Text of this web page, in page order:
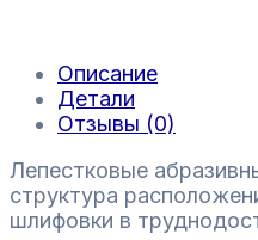
Описание
Детали
Отзывы (0)
Лепестковые
структура
шлифовки в